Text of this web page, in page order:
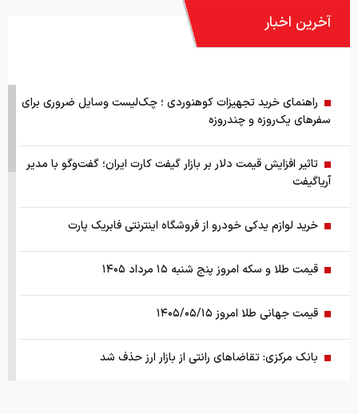
آخرین اخبار
راهنمای خرید تجهیزات کوهنوردی ؛ چک‌لیست وسایل ضروری برای
سفرهای یک‌روزه و چندروزه
تاثیر افزایش قیمت دلار بر بازار گیفت کارت ایران؛ گفت‌وگو با مدیر
آریاگیفت
خرید لوازم یدکی خودرو از فروشگاه اینترنتی فابریک پارت
قیمت طلا و سکه امروز پنج شنبه ۱۵ مرداد ۱۴۰۵
قیمت جهانی طلا امروز ۱۴۰۵/۰۵/۱۵
بانک مرکزی: تقاضا‌های رانتی از بازار ارز حذف شد